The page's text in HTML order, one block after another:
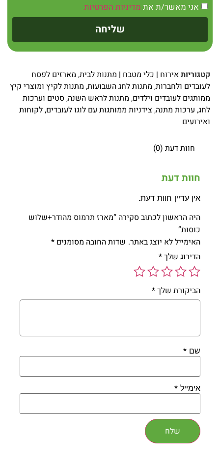
אני מאשר/ת את מדיניות הפרטיות
שליחה
קטגוריותאירוח | כלי מטבח | מתנות לבית, מארזים לפסח
לעובדים ולחברות, מתנות לחג השבועות, מתנות לקיץ ומוצרי קיץ
ממותגים לעובדים וילדים, מתנות לראש השנה,סטים וערכות
לחג, ערכות מתנה, צידניות ממותגות עם לוגו לעובדים, לקוחות
ואירועים
חוות דעת (0)
חוות דעת
אין עדיין חוות דעת.
היה הראשון לכתוב סקירה “מארז תרמוס מהודר+שלוש
כוסות”
האימייל לא יוצג באתר. שדות החובה מסומנים *
הדירוג שלך*
הביקורת שלך*
שם *
אימייל *